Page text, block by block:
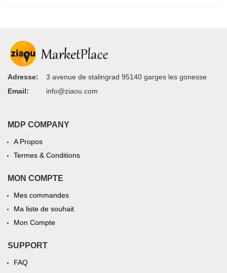
Adresse:
3 avenue de stalingrad 95140 garges les gonesse
Email:
info@ziaou.com
MDP COMPANY
A Propos
Termes & Conditions
MON COMPTE
Mes commandes
Ma liste de souhait
Mon Compte
SUPPORT
FAQ